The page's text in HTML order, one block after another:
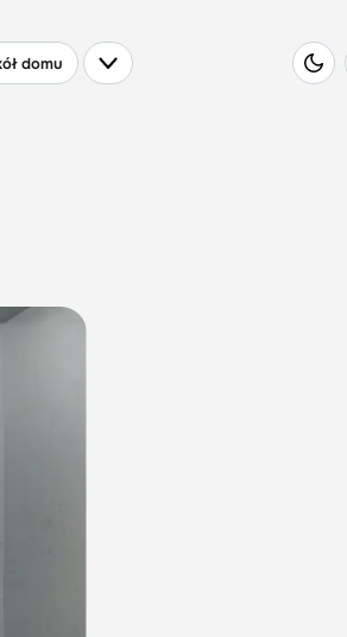
domu